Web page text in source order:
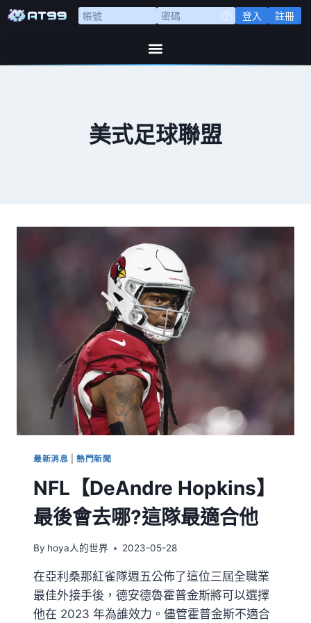
登入 註冊
美式足球聯盟
最新消息 |熱門新聞
NFL【DeAndre Hopkins】
最後會去哪?這隊最適合他
By hoya人的世界 2023-05-28
在亞利桑那紅雀隊週五公佈了這位三屆全職業
最佳外接手後，德安德魯霍普金斯將可以選擇
他在 2023 年為誰效力。儘管霍普金斯不適合